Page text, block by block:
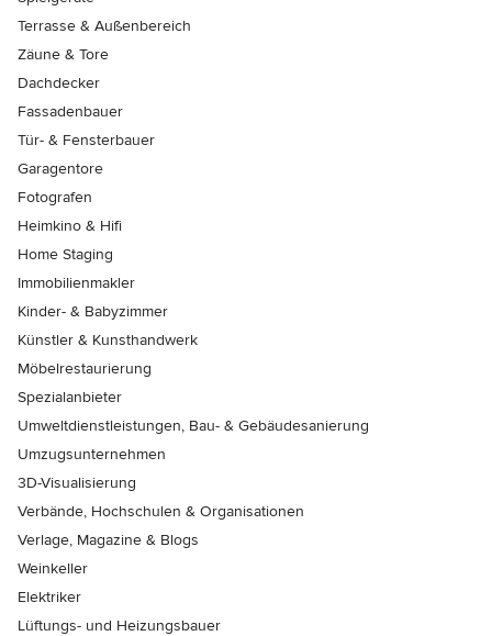
Terrasse & Außenbereich
Zäune & Tore
Dachdecker
Fassadenbauer
Tür- & Fensterbauer
Garagentore
Fotografen
Heimkino & Hifi
Home Staging
Immobilienmakler
Kinder- & Babyzimmer
Künstler & Kunsthandwerk
Möbelrestaurierung
Spezialanbieter
Umweltdienstleistungen, Bau- & Gebäudesanierung
Umzugsunternehmen
3D-Visualisierung
Verbände, Hochschulen & Organisationen
Verlage, Magazine & Blogs
Weinkeller
Elektriker
Lüftungs- und Heizungsbauer